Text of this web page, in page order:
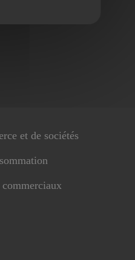
et de sociétés